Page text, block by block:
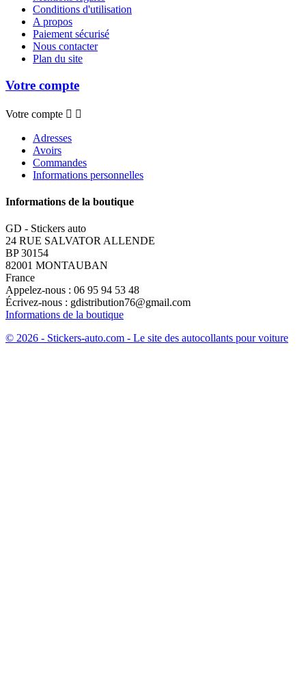
Conditions d'utilisation
A propos
Paiement sécurisé
Nous contacter
Plan du site
Votre compte
Votre compte  
Adresses
Avoirs
Commandes
Informations personnelles
Informations de la boutique
GD - Stickers auto
24 RUE SALVATOR ALLENDE
BP 30154
82001 MONTAUBAN
France
Appelez-nous : 06 95 94 53 48
Écrivez-nous : gdistribution76@gmail.com
Informations de la boutique
© 2026 - Stickers-auto.com - Le site des autocollants pour voiture